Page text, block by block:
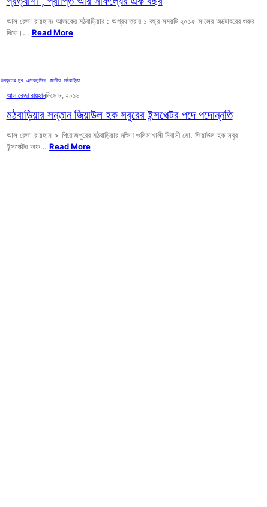
আল রেজা রায়হানঃ আজকের মঠবাড়িয়ার : অগ্রযাত্রার ১ বছর সময়টি ২০১৫ সালের অক্টোবরের শুরুর
দিকে।… Read More
উপকূলের মুখ, এক্সক্লুসিভ, জাতীয়, মঠবাড়িয়া
আল রেজা রায়হানডিসে ৮, ২০১৬
মঠবাড়িয়ার সন্তান জিয়াউল হক সবুরের ইন্সপেক্টর পদে পদোন্নতি
আল রেজা রায়হান > পিরোজপুরের মঠবাড়িয়ার দক্ষিণ গুলিসাখালী নিবাসী মো. জিয়াউল হক সবুর
ইন্সপেক্টর অফ… Read More